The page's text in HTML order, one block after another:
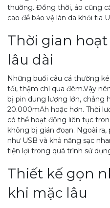
thường. Đồng thời, áo cũng
cao để bảo vệ làn da khỏi tia
Thời gian
lâu dài
Những buổi câu cá thường
tối, thậm chí qua đêm.Vậy
bị pin dung lượng lớn, chẳng
20.000mAh hoặc hơn. Thời
có thể hoạt động liên tục
không bị gián đoạn. Ngoài
như USB và khả năng sạc
tiện lợi trong quá trình sử
Thiết kế gọn
khi mặc lâu